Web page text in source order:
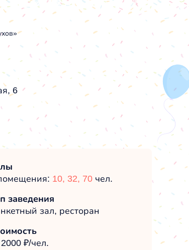
6
10, 32, 70 чел.
заведения
зал, ресторан
2000 ₽/чел.